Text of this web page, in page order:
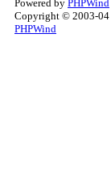
Powered by PHPWind
Copyright © 2003-04
PHPWind